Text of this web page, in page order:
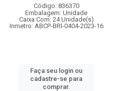
Código: 836370
Embalagem: Unidade
Caixa Com: 24 Unidade(s)
Inmetro: ABCP-BRI-0404-2023-16
Faça seu login ou
cadastre-se para
comprar.